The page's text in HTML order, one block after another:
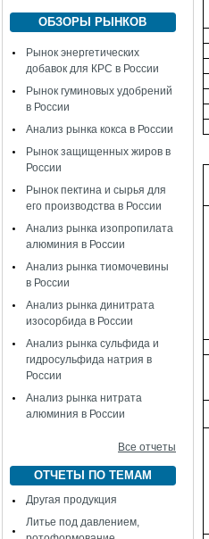
ОБЗОРЫ РЫНКОВ
Рынок энергетических
добавок для КРС в России
Рынок гуминовых удобрений
в России
Анализ рынка кокса в России
Рынок защищенных жиров в
России
Рынок пектина и сырья для
его производства в России
Анализ рынка изопропилата
алюминия в России
Анализ рынка тиомочевины
в России
Анализ рынка динитрата
изосорбида в России
Анализ рынка сульфида и
гидросульфида натрия в
России
Анализ рынка нитрата
алюминия в России
Все отчеты
ОТЧЕТЫ ПО ТЕМАМ
Другая продукция
Литье под давлением,